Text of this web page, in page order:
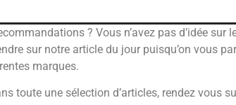
? Vous n’avez pas d’idée sur
sur notre article du jour puisqu’on vous
marques.
toute une sélection d’articles, rendez vous